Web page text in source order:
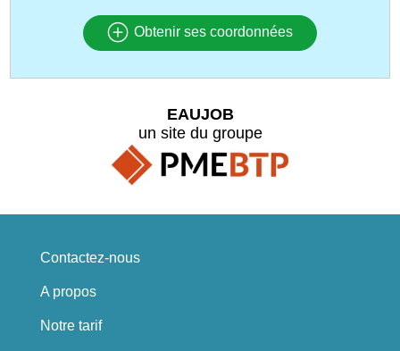
Obtenir ses coordonnées
EAUJOB
un site du groupe
Contactez-nous
A propos
Notre tarif